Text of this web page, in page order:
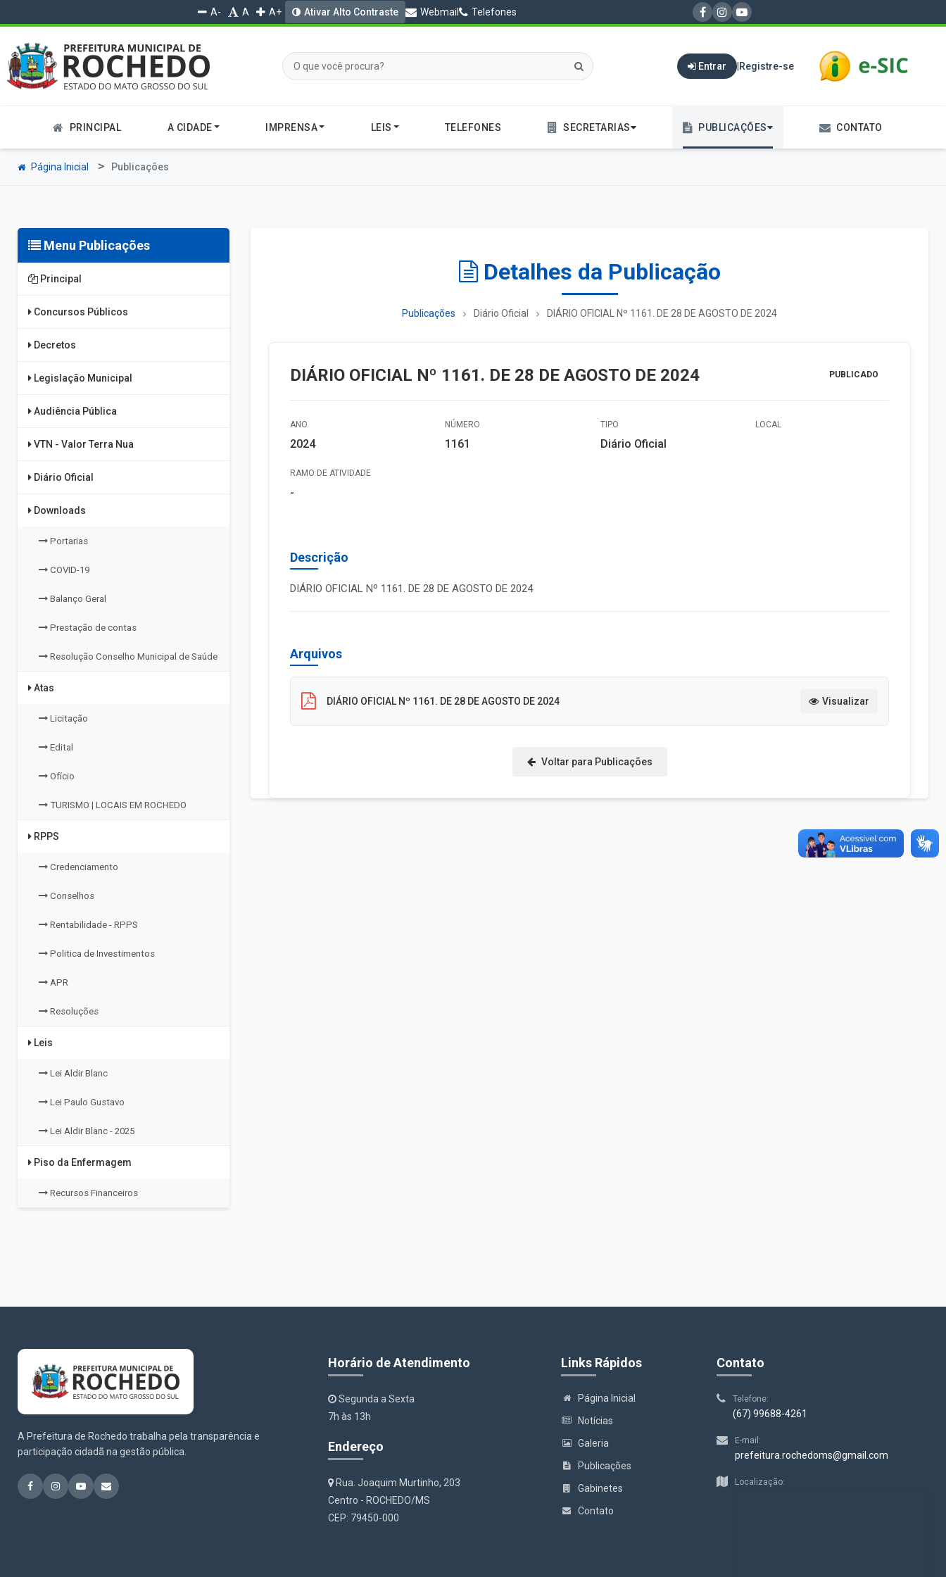
A- A A+ Ativar Alto Contraste Webmail Telefones
Entrar | Registre-se
PRINCIPAL A CIDADE IMPRENSA LEIS TELEFONES SECRETARIAS PUBLICAÇÕES CONTATO
Página Inicial Publicações
Menu Publicações
Principal
Concursos Públicos
Decretos
Legislação Municipal
Audiência Pública
VTN - Valor Terra Nua
Diário Oficial
Downloads
Portarias
COVID-19
Balanço Geral
Prestação de contas
Resolução Conselho Municipal de Saúde
Atas
Licitação
Edital
Ofício
TURISMO | LOCAIS EM ROCHEDO
RPPS
Credenciamento
Conselhos
Rentabilidade - RPPS
Politica de Investimentos
APR
Resoluções
Leis
Lei Aldir Blanc
Lei Paulo Gustavo
Lei Aldir Blanc - 2025
Piso da Enfermagem
Recursos Financeiros
Detalhes da Publicação
Publicações Diário Oficial DIÁRIO OFICIAL Nº 1161. DE 28 DE AGOSTO DE 2024
DIÁRIO OFICIAL Nº 1161. DE 28 DE AGOSTO DE 2024 PUBLICADO
ANO
2024
NÚMERO
1161
TIPO
Diário Oficial
LOCAL
RAMO DE ATIVIDADE
-
Descrição
DIÁRIO OFICIAL Nº 1161. DE 28 DE AGOSTO DE 2024
Arquivos
DIÁRIO OFICIAL Nº 1161. DE 28 DE AGOSTO DE 2024 Visualizar
Voltar para Publicações
A Prefeitura de Rochedo trabalha pela transparência e
participação cidadã na gestão pública.
Horário de Atendimento
Segunda a Sexta
7h às 13h
Endereço
Rua. Joaquim Murtinho, 203
Centro - ROCHEDO/MS
CEP: 79450-000
Links Rápidos
Página Inicial
Notícias
Galeria
Publicações
Gabinetes
Contato
Contato
Telefone:
(67) 99688-4261
E-mail:
prefeitura.rochedoms@gmail.com
Localização: